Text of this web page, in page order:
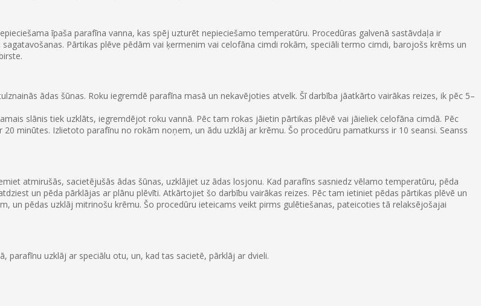
īpaša parafīna vanna, kas spēj uzturēt nepieciešamo temperatūru. Procedūras galvenā sastāvdaļa ir
Pārtikas plēve pēdām vai ķermenim vai celofāna cimdi rokām, speciāli termo cimdi, barojošs krēms un
ādas šūnas. Roku iegremdē parafīna masā un nekavējoties atvelk. Šī darbība jāatkārto vairākas reizes, ik pēc 5–
slānis tiek uzklāts, iegremdējot roku vannā. Pēc tam rokas jāietin pārtikas plēvē vai jāieliek celofāna cimdā. Pēc
minūtes. Izlietoto parafīnu no rokām noņem, un ādu uzklāj ar krēmu. Šo procedūru pamatkurss ir 10 seansi. Seanss
atmirušās, sacietējušās ādas šūnas, uzklājiet uz ādas losjonu. Kad parafīns sasniedz vēlamo temperatūru, pēda
un pēda pārklājas ar plānu plēvīti. Atkārtojiet šo darbību vairākas reizes. Pēc tam ietiniet pēdas pārtikas plēvē un
un pēdas uzklāj mitrinošu krēmu. Šo procedūru ieteicams veikt pirms gulētiešanas, pateicoties tā relaksējošajai
uzklāj ar speciālu otu, un, kad tas sacietē, pārklāj ar dvieli.